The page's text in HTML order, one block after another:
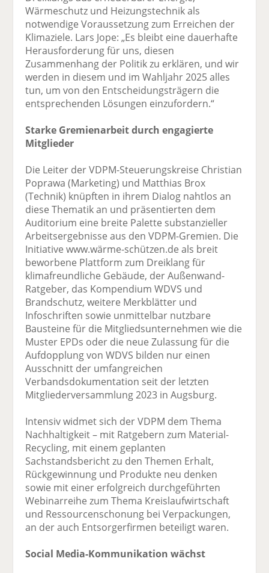
Wärmeschutz und Heizungstechnik als
notwendige Voraussetzung zum Erreichen der
Klimaziele. Lars Jope: „Es bleibt eine dauerhafte
Herausforderung für uns, diesen
Zusammenhang der Politik zu erklären, und wir
werden in diesem und im Wahljahr 2025 alles
tun, um von den Entscheidungsträgern die
entsprechenden Lösungen einzufordern.“
Starke Gremienarbeit durch engagierte
Mitglieder
Die Leiter der VDPM-Steuerungskreise Christian
Poprawa (Marketing) und Matthias Brox
(Technik) knüpften in ihrem Dialog nahtlos an
diese Thematik an und präsentierten dem
Auditorium eine breite Palette substanzieller
Arbeitsergebnisse aus den VDPM-Gremien. Die
Initiative www.wärme-schützen.de als breit
beworbene Plattform zum Dreiklang für
klimafreundliche Gebäude, der Außenwand-
Ratgeber, das Kompendium WDVS und
Brandschutz, weitere Merkblätter und
Infoschriften sowie unmittelbar nutzbare
Bausteine für die Mitgliedsunternehmen wie die
Muster EPDs oder die neue Zulassung für die
Aufdopplung von WDVS bilden nur einen
Ausschnitt der umfangreichen
Verbandsdokumentation seit der letzten
Mitgliederversammlung 2023 in Augsburg.
Intensiv widmet sich der VDPM dem Thema
Nachhaltigkeit – mit Ratgebern zum Material-
Recycling, mit einem geplanten
Sachstandsbericht zu den Themen Erhalt,
Rückgewinnung und Produkte neu denken
sowie mit einer erfolgreich durchgeführten
Webinarreihe zum Thema Kreislaufwirtschaft
und Ressourcenschonung bei Verpackungen,
an der auch Entsorgerfirmen beteiligt waren.
Social Media-Kommunikation wächst